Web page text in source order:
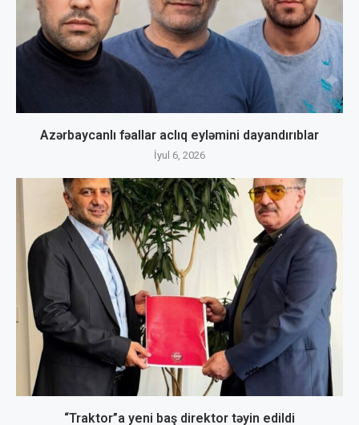
Azərbaycanlı fəallar aclıq eyləmini dayandırıblar
İyul 6, 2026
“Traktor”a yeni baş direktor təyin edildi